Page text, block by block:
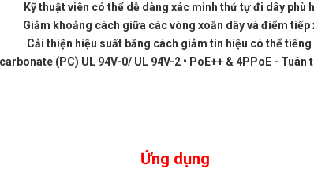
​​Kỹ thuật viên có thể dễ dàng xác minh thứ tự đi dây phù
Giảm khoảng cách giữa các vòng xoắn dây và điểm tiếp
Cải thiện hiệu suất bằng cách giảm tín hiệu có thể tiếng
(PC) UL 94V-0/ UL 94V-2 • PoE++ & 4PPoE - Tuân
Ứng dụng